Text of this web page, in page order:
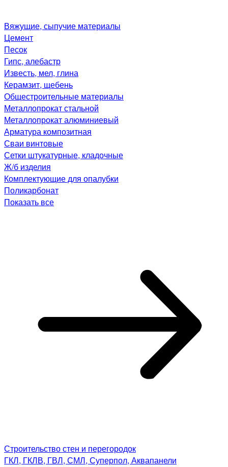
Вяжущие, сыпучие материалы
Цемент
Песок
Гипс, алебастр
Известь, мел, глина
Керамзит, щебень
Общестроительные материалы
Металлопрокат стальной
Металлопрокат алюминиевый
Арматура композитная
Сваи винтовые
Сетки штукатурные, кладочные
Ж/б изделия
Комплектующие для опалубки
Поликарбонат
Показать все
Строительство стен и перегородок
ГКЛ, ГКЛВ, ГВЛ, СМЛ, Суперпол, Аквапанели